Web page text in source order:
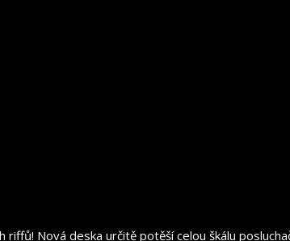
Nová deska určitě potěší celou škálu